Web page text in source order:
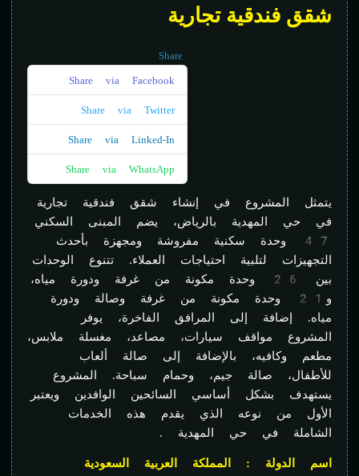
شقق فندقية تجارية
Share
Share via Facebook
Share via Twitter
Share via Linked-In
Share via WhatsApp
يتمثل المشروع في إنشاء شقق فندقية تجارية
في حي المهدية بالرياض، يضم المبنى السكني
47 وحدة سكنية مفروشة ومجهزة بأحدث
التجهيزات لتلبية احتياجات العملاء. تتنوع الوحدات
بين 26 وحدة مكونة من غرفة ودورة مياه،
و21 وحدة مكونة من غرفة وصالة ودورة
مياه. إضافة إلى المرافق الفاخرة، يوفر
المشروع مواقف سيارات، مصاعد، مغسلة ملابس،
مطعم وكافيه، بالإضافة إلى صالة ألعاب
للأطفال، صالة جيم، وحمام سباحة. المشروع
يستهدف بشكل أساسي السائحين الوافدين ويعتبر
الأول من نوعه الذي يقدم هذه الخدمات
الشاملة في حي المهدية .
اسم الدولة : المملكة العربية السعودية